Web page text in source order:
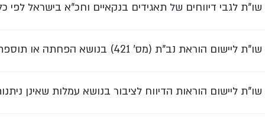
שו"ת לגבי דיווחים של תאגידים בנקאיים וחכ"א בישראל
שו"ת ליישום הוראת נב"ת (מס' 421) בנושא הפחתה או תוספת בשיעורי ריבית
שו"ת ליישום הוראות הדיווח לציבור בנושא עמלות שאינן